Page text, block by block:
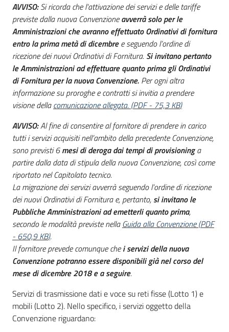
AVVISO:Si ricorda che l'attivazione dei servizi e delle tariffe
previste dalla nuova Convenzioneavverrà solo per le
Amministrazioni che avranno effettuato Ordinativi di fornitura
entro la prima metà di dicembree seguendo l’ordine di
ricezione dei nuovi Ordinativi di Fornitura. Si invitano pertanto
le Amministrazioni ad effettuare quanto prima gli Ordinativi
di Fornitura per la nuova Convenzione. Per ogni altra
informazione su proroghe e contratti si invitia a prendere
visione dellacomunicazione allegata. (PDF- 75,3 KB)
AVVISO:Al fine di consentire al fornitore di prendere in carico
tutti i servizi acquisiti nell’ambito della precedente Convenzione,
sono previsti 6mesi di deroga dai tempi di provisioninga
partire dalla data di stipula della nuova Convenzione, così come
riportato nel Capitolato tecnico.
La migrazione dei servizi avverrà seguendo l’ordine di ricezione
dei nuovi Ordinativi di Fornitura e, pertanto,si invitano le
Pubbliche Amministrazioni ad emetterli quanto prima,
secondo le modalità previste nellaGuida alla Convenzione(PDF
- 650,9 KB).
Il fornitore prevede comunque chei servizi della nuova
Convenzione potranno essere disponibili già nel corso del
mese di dicembre 2018 e a seguire.
Servizi di trasmissione dati e voce su reti fisse (Lotto 1) e
mobili (Lotto 2). Nello specifico, i servizi oggetto della
Convenzione riguardano: